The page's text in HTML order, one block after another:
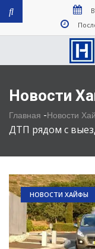
Новости
Главная -Новости
ДТП рядом с
НОВОСТИ ХАЙФЫ